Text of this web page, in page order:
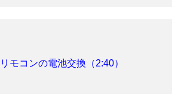
リモコンの電池交換（2:40）